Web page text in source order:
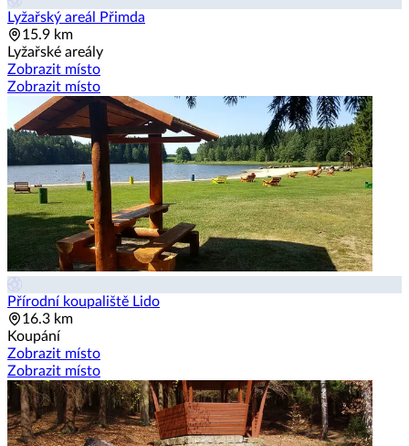
Lyžařský areál Přimda
15.9 km
Lyžařské areály
Zobrazit místo
Zobrazit místo
Přírodní koupaliště Lido
16.3 km
Koupání
Zobrazit místo
Zobrazit místo